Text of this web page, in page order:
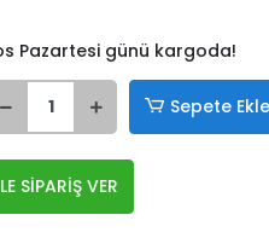
Pazartesi günü kargoda!
Sepete Ekle
SİPARİŞ VER